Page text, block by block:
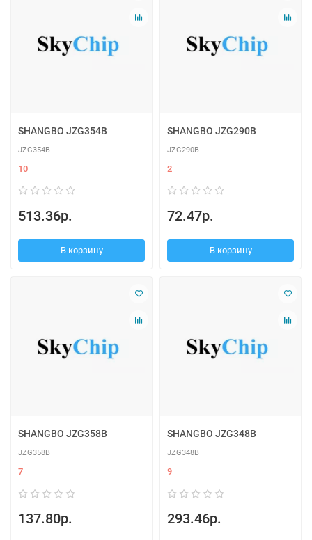
SHANGBO JZG354B
JZG354B
10
513.36р.
В корзину
SHANGBO JZG290B
JZG290B
2
72.47р.
В корзину
SHANGBO JZG358B
JZG358B
7
137.80р.
SHANGBO JZG348B
JZG348B
9
293.46р.